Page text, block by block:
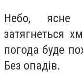
Небо, ясне
затягнеться
погода буде
Без опадів.